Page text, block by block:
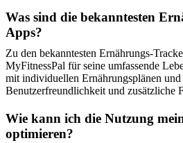
Was sind die bekanntesten
Apps?
Zu den bekanntesten Ernährungs-
MyFitnessPal für seine umfassende
mit individuellen Ernährungsplänen
Benutzerfreundlichkeit und zusätzliche
Wie kann ich die Nutzung
optimieren?